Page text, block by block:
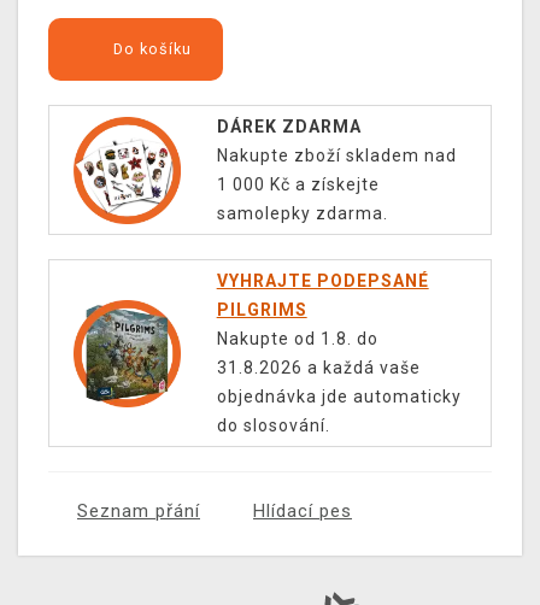
Do košíku
DÁREK ZDARMA
Nakupte zboží skladem nad
1 000 Kč a získejte
samolepky zdarma.
VYHRAJTE PODEPSANÉ
PILGRIMS
Nakupte od 1.8. do
31.8.2026 a každá vaše
objednávka jde automaticky
do slosování.
Seznam přání Hlídací pes